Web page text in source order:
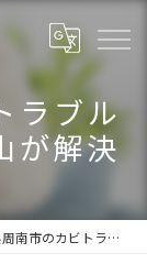
ラブル
が解決
トラブルはカビバスターズ岡山が解決します！！